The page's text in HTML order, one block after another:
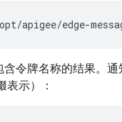
apigee/edge-
含令牌名称的结果。通
表示）：